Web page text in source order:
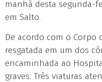
manhã desta segunda-
em Salto.
De acordo com o Corpo
resgatada em um dos
encaminhada ao
graves. Três viaturas